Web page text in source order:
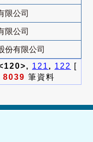
限公司
限公司
份有限公司
121 , 122
[
8039 筆資料